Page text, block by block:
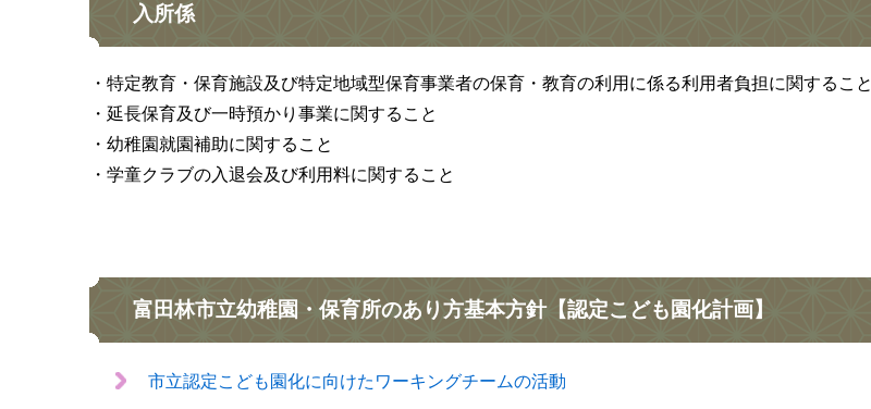
入所係
・特定教育・保育施設及び特定地域型保育事業者の保育・教育の利用に係る利用者負担に関すること
・延長保育及び一時預かり事業に関すること
・幼稚園就園補助に関すること
・学童クラブの入退会及び利用料に関すること
富田林市立幼稚園・保育所のあり方基本方針【認定こども園化計画】
市立認定こども園化に向けたワーキングチームの活動